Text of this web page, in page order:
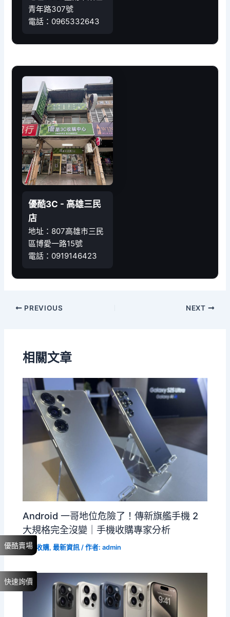
青年路307號
電話：0965332643
優酷3C - 高雄三民
店
地址：807高雄市三民
區博愛一路15號
電話：0919146423
PREVIOUS NEXT
相關文章
Android 一哥地位危險了！傳新旗艦手機 2
大規格完全沒變｜手機收購專家分析
手機收購,最新資訊 / 作者:admin
優酷賣場
快速詢價